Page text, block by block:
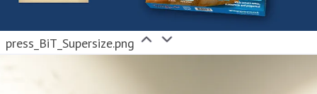
press_BiT_Supersize.png